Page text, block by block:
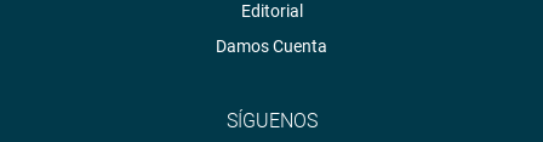
Editorial
Damos Cuenta
SÍGUENOS